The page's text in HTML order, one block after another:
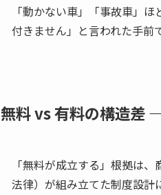
「動かない車」「事故車」
付きません」と言われた手前
無料 vs 有料の構造差
「無料が成立する」根拠は
法律）が組み立てた制度設計